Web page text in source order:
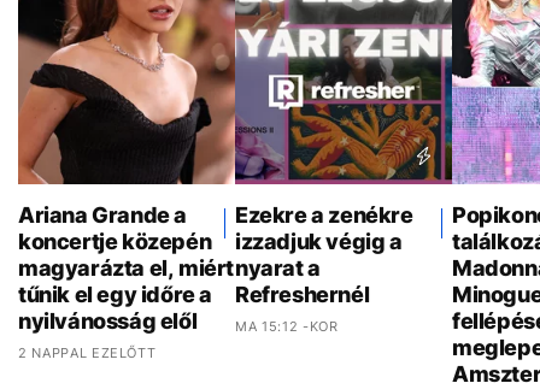
Ariana Grande a
koncertje közepén
magyarázta el, miért
tűnik el egy időre a
nyilvánosság elől
2 NAPPAL EZELŐTT
Ezekre a zenékre
izzadjuk végig a
nyarat a
Refreshernél
MA 15:12 -KOR